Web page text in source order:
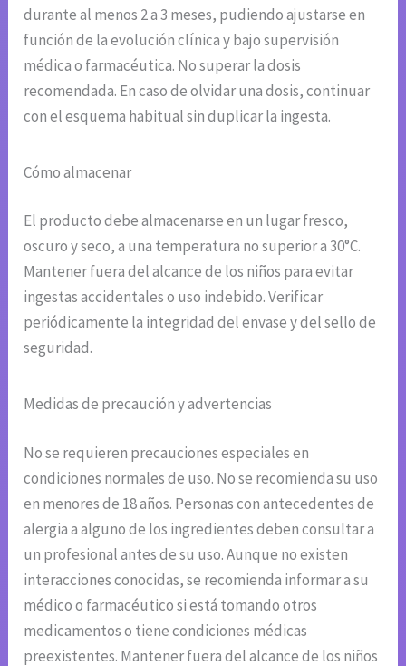
durante al menos 2 a 3 meses, pudiendo ajustarse en
función de la evolución clínica y bajo supervisión
médica o farmacéutica. No superar la dosis
recomendada. En caso de olvidar una dosis, continuar
con el esquema habitual sin duplicar la ingesta.
Cómo almacenar
El producto debe almacenarse en un lugar fresco,
oscuro y seco, a una temperatura no superior a 30°C.
Mantener fuera del alcance de los niños para evitar
ingestas accidentales o uso indebido. Verificar
periódicamente la integridad del envase y del sello de
seguridad.
Medidas de precaución y advertencias
No se requieren precauciones especiales en
condiciones normales de uso. No se recomienda su uso
en menores de 18 años. Personas con antecedentes de
alergia a alguno de los ingredientes deben consultar a
un profesional antes de su uso. Aunque no existen
interacciones conocidas, se recomienda informar a su
médico o farmacéutico si está tomando otros
medicamentos o tiene condiciones médicas
preexistentes. Mantener fuera del alcance de los niños